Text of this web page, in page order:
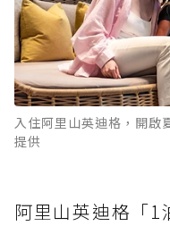
入住阿里山英迪格，開啟
提供
阿里山英迪格「1